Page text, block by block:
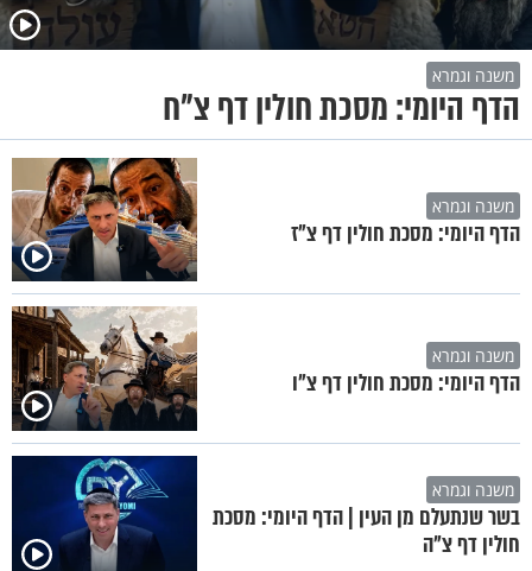
משנה וגמרא
הדף היומי: מסכת חולין דף צ"ח
משנה וגמרא
הדף היומי: מסכת חולין דף צ"ז
משנה וגמרא
הדף היומי: מסכת חולין דף צ"ו
משנה וגמרא
בשר שנתעלם מן העין | הדף היומי: מסכת
חולין דף צ"ה